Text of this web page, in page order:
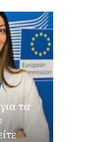
τα